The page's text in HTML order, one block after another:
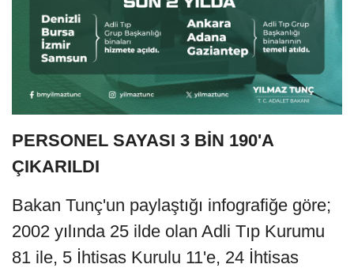
PERSONEL SAYASI 3 BİN 190'A
ÇIKARILDI
Bakan Tunç'un paylaştığı infografiğe göre;
2002 yılında 25 ilde olan Adli Tıp Kurumu
81 ile, 5 İhtisas Kurulu 11'e, 24 İhtisas